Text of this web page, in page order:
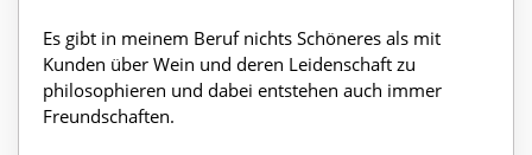
Es gibt in meinem Beruf nichts Schöneres als mit
Kunden über Wein und deren Leidenschaft zu
philosophieren und dabei entstehen auch immer
Freundschaften.